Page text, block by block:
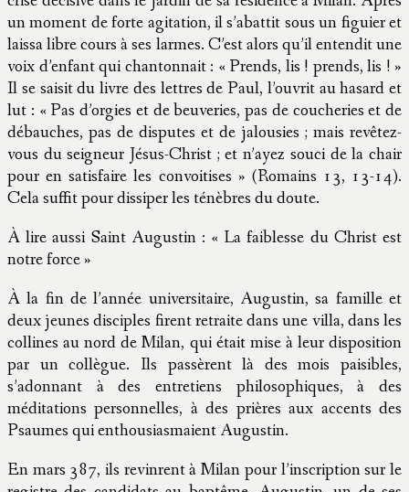
un moment de forte agitation, il s’abattit sous un figuier et
laissa libre cours à ses larmes. C’est alors qu’il entendit une
voix d’enfant qui chantonnait : « Prends, lis ! prends, lis ! »
Il se saisit du livre des lettres de Paul, l’ouvrit au hasard et
lut : « Pas d’orgies et de beuveries, pas de coucheries et de
débauches, pas de disputes et de jalousies ; mais revêtez-
vous du seigneur Jésus-Christ ; et n’ayez souci de la chair
pour en satisfaire les convoitises » (Romains 13, 13-14).
Cela suffit pour dissiper les ténèbres du doute.
À lire aussi Saint Augustin : « La faiblesse du Christ est
notre force »
À la fin de l’année universitaire, Augustin, sa famille et
deux jeunes disciples firent retraite dans une villa, dans les
collines au nord de Milan, qui était mise à leur disposition
par un collègue. Ils passèrent là des mois paisibles,
s’adonnant à des entretiens philosophiques, à des
méditations personnelles, à des prières aux accents des
Psaumes qui enthousiasmaient Augustin.
En mars 387, ils revinrent à Milan pour l’inscription sur le